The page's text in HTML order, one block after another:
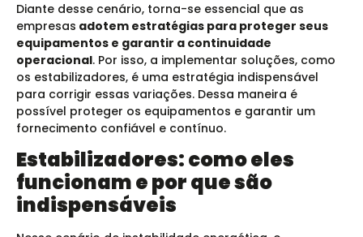
Diante desse cenário, torna-se essencial que as
empresas adotem estratégias para proteger seus
equipamentos e garantir a continuidade
operacional. Por isso, a implementar soluções, como
os estabilizadores, é uma estratégia indispensável
para corrigir essas variações. Dessa maneira é
possível proteger os equipamentos e garantir um
fornecimento confiável e contínuo.
Estabilizadores: como eles
funcionam e por que são
indispensáveis